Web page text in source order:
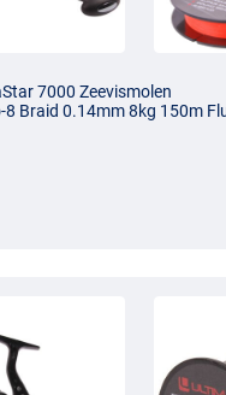
7000 Zeevismolen
8 Braid 0.14mm 8kg 150m